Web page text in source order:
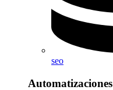
seo
Automatizaciones